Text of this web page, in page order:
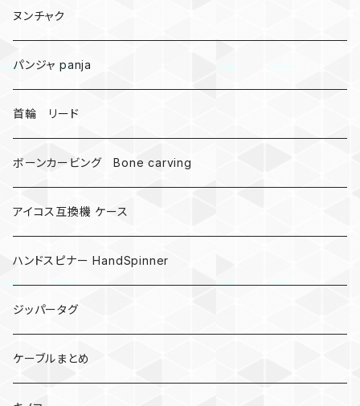
爬虫類、蛇
DNA 螺旋
受注作成_名入り、ネーム
ヌンチャク
パンジャ panja
首輪 リード
ボーンカービング Bone carving
アイコス互換機 ケース
ハンドスピナー HandSpinner
ジッパータグ
ケーブルまとめ